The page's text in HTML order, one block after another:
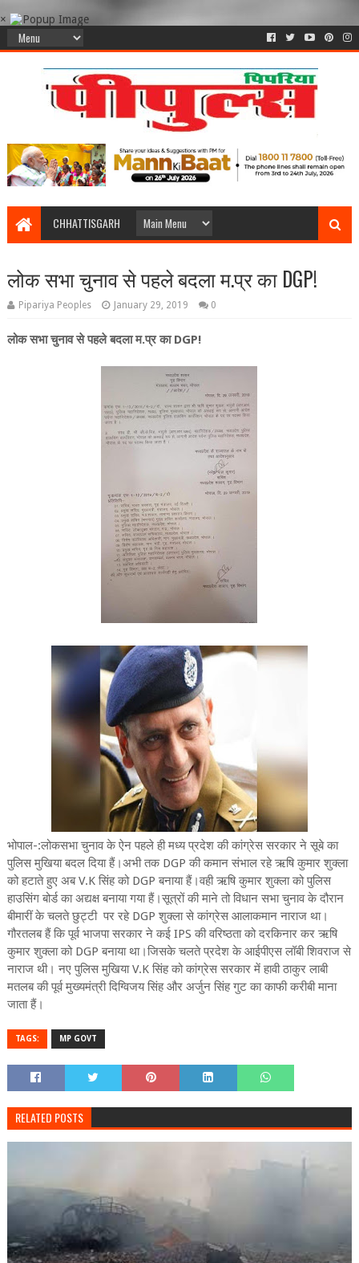
×
CHHATTISGARH
लोक सभा चुनाव से पहले बदला म.प्र का DGP!
Pipariya Peoples January 29, 2019 0
लोक सभा चुनाव से पहले बदला म.प्र का DGP!
भोपाल-:लोकसभा चुनाव के ऐन पहले ही मध्य प्रदेश की कांग्रेस सरकार ने सूबे का
पुलिस मुखिया बदल दिया हैं।अभी तक DGP की कमान संभाल रहे ऋषि कुमार शुक्ला
को हटाते हुए अब V.K सिंह को DGP बनाया हैं।वही ऋषि कुमार शुक्ला को पुलिस
हाउसिंग बोर्ड का अद्यक्ष बनाया गया हैं।सूत्रों की माने तो विधान सभा चुनाव के दौरान
बीमारीं के चलते छुट्टी पर रहे DGP शुक्ला से कांग्रेस आलाकमान नाराज था।
गौरतलब हैं कि पूर्व भाजपा सरकार ने कई IPS की वरिष्ठता को दरकिनार कर ऋषि
कुमार शुक्ला को DGP बनाया था।जिसके चलते प्रदेश के आईपीएस लॉबी शिवराज से
नाराज थी। नए पुलिस मुखिया V.K सिंह को कांग्रेस सरकार में हावी ठाकुर लाबी
मतलब की पूर्व मुख्यमंत्री दिग्विजय सिंह और अर्जुन सिंह गुट का काफी करीबी माना
जाता हैं।
TAGS: MP GOVT
RELATED POSTS